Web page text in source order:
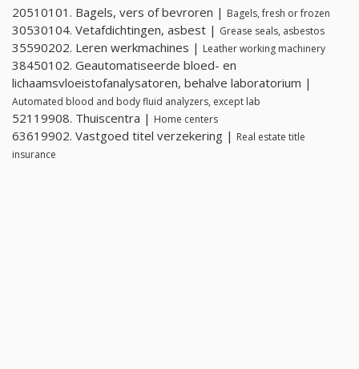
20510101. Bagels, vers of bevroren | Bagels, fresh or frozen
30530104. Vetafdichtingen, asbest | Grease seals, asbestos
35590202. Leren werkmachines | Leather working machinery
38450102. Geautomatiseerde bloed- en
lichaamsvloeistofanalysatoren, behalve laboratorium |
Automated blood and body fluid analyzers, except lab
52119908. Thuiscentra | Home centers
63619902. Vastgoed titel verzekering | Real estate title
insurance